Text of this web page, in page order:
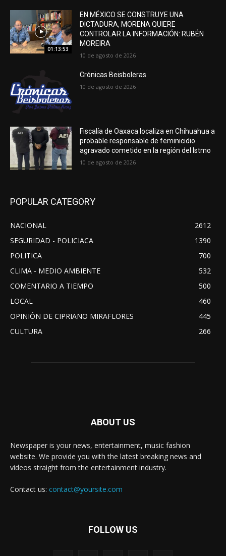
01:13:53
EN MÉXICO SE CONSTRUYE UNA
DICTADURA, MORENA QUIERE
CONTROLAR LA INFORMACIÓN: RUBÉN
MOREIRA
10 de agosto de 2026
Crónicas Beisboleras
10 de agosto de 2026
Fiscalía de Oaxaca localiza en Chihuahua a
probable responsable de feminicidio
agravado cometido en la región del Istmo
10 de agosto de 2026
POPULAR CATEGORY
NACIONAL
2612
SEGURIDAD - POLICIACA
1390
POLITICA
700
CLIMA - MEDIO AMBIENTE
532
COMENTARIO A TIEMPO
500
LOCAL
460
OPINIÓN DE CIPRIANO MIRAFLORES
445
CULTURA
266
ABOUT US
Newspaper is your news, entertainment, music fashion
website. We provide you with the latest breaking news and
videos straight from the entertainment industry.
Contact us: contact@yoursite.com
FOLLOW US